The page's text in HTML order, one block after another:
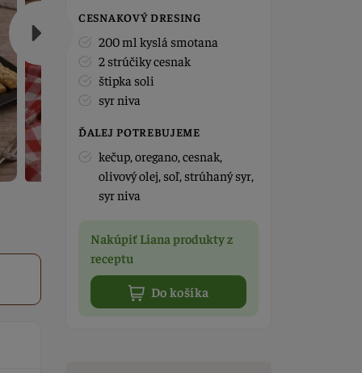
CESNAKOVÝ DRESING
200 ml kyslá smotana
2 strúčiky cesnak
štipka soli
syr niva
ĎALEJ POTREBUJEME
kečup, oregano, cesnak,
olivový olej, soľ, strúhaný syr,
syr niva
Nakúpiť Liana produkty z
receptu
Do košíka